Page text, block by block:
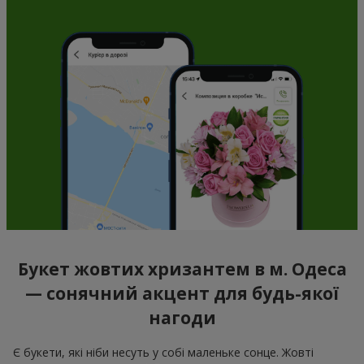
Букет жовтих хризантем в м. Одеса
— сонячний акцент для будь-якої
нагоди
Є букети, які ніби несуть у собі маленьке сонце. Жовті